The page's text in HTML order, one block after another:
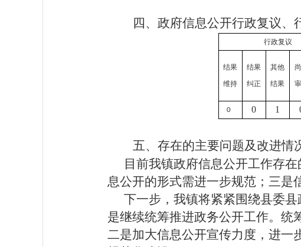
四、政府信息公开行政复议、
行政复议
结果
维持
结果
纠正
其他
结果
0 0 1
五、存在的主要问题及改进情
目前我镇政府信息公开工作存
息公开的形式需进一步规范；三是
下一步，我镇将紧紧围绕县委
是继续统筹推进政务公开工作。统
二是加大信息公开宣传力度，进一